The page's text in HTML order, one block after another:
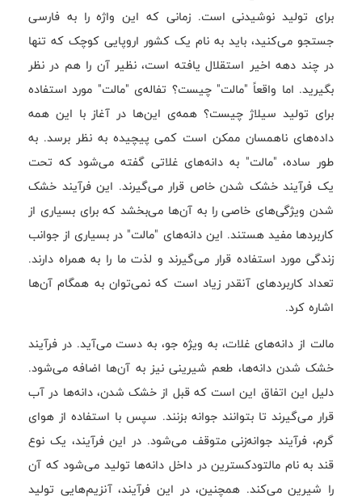
برای تولید نوشیدنی است. زمانی که این واژه را به فارسی
جستجو می‌کنید، باید به نام یک کشور اروپایی کوچک که تنها
در چند دهه اخیر استقلال یافته است، نظیر آن را هم در نظر
بگیرید. اما واقعاً "مالت" چیست؟ تفاله‌ی "مالت" مورد استفاده
برای تولید سیلاژ چیست؟ همه‌ی این‌ها در آغاز با این همه
داده‌های ناهمسان ممکن است کمی پیچیده به نظر برسد. به
طور ساده، "مالت" به دانه‌های غلاتی گفته می‌شود که تحت
یک فرآیند خشک شدن خاص قرار می‌گیرند. این فرآیند خشک
شدن ویژگی‌های خاصی را به آن‌ها می‌بخشد که برای بسیاری از
کاربردها مفید هستند. این دانه‌های "مالت" در بسیاری از جوانب
زندگی مورد استفاده قرار می‌گیرند و لذت ما را به همراه دارند.
تعداد کاربردهای آنقدر زیاد است که نمی‌توان به همگام آن‌ها
اشاره کرد.
مالت از دانه‌های غلات، به ویژه جو، به دست می‌آید. در فرآیند
خشک شدن دانه‌ها، طعم شیرینی نیز به آن‌ها اضافه می‌شود.
دلیل این اتفاق این است که قبل از خشک شدن، دانه‌ها در آب
قرار می‌گیرند تا بتوانند جوانه بزنند. سپس با استفاده از هوای
گرم، فرآیند جوانه‌زنی متوقف می‌شود. در این فرآیند، یک نوع
قند به نام مالتودکسترین در داخل دانه‌ها تولید می‌شود که آن
را شیرین می‌کند. همچنین، در این فرآیند، آنزیم‌هایی تولید